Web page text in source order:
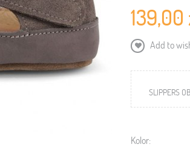
139,00
Add to
SLIPPERS
Kolor: